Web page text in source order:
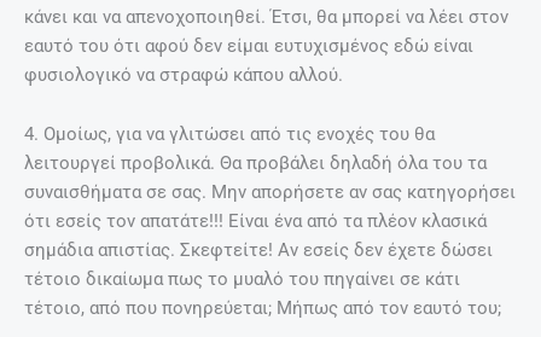
κάνει και να απενοχοποιηθεί. Έτσι, θα μπορεί να λέει στον
εαυτό του ότι αφού δεν είμαι ευτυχισμένος εδώ είναι
φυσιολογικό να στραφώ κάπου αλλού.
4. Ομοίως, για να γλιτώσει από τις ενοχές του θα
λειτουργεί προβολικά. Θα προβάλει δηλαδή όλα του τα
συναισθήματα σε σας. Μην απορήσετε αν σας κατηγορήσει
ότι εσείς τον απατάτε!!! Είναι ένα από τα πλέον κλασικά
σημάδια απιστίας. Σκεφτείτε! Αν εσείς δεν έχετε δώσει
τέτοιο δικαίωμα πως το μυαλό του πηγαίνει σε κάτι
τέτοιο, από που πονηρεύεται; Μήπως από τον εαυτό του;